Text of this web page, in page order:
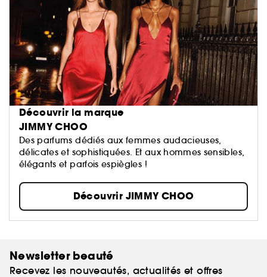
Découvrir la marque
JIMMY CHOO
Des parfums dédiés aux femmes audacieuses,
délicates et sophistiquées. Et aux hommes sensibles,
élégants et parfois espiègles !
Découvrir JIMMY CHOO
Newsletter beauté
Recevez les nouveautés, actualités et offres